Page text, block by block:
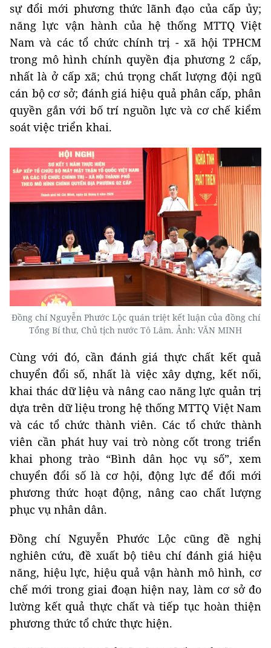
sự đổi mới phương thức lãnh đạo của cấp ủy;
năng lực vận hành của hệ thống MTTQ Việt
Nam và các tổ chức chính trị - xã hội TPHCM
trong mô hình chính quyền địa phương 2 cấp,
nhất là ở cấp xã; chú trọng chất lượng đội ngũ
cán bộ cơ sở; đánh giá hiệu quả phân cấp, phân
quyền gắn với bố trí nguồn lực và cơ chế kiểm
soát việc triển khai.
Đồng chí Nguyễn Phước Lộc quán triệt kết luận của đồng chí
Tổng Bí thư, Chủ tịch nước Tô Lâm. Ảnh: VĂN MINH
Cùng với đó, cần đánh giá thực chất kết quả
chuyển đổi số, nhất là việc xây dựng, kết nối,
khai thác dữ liệu và nâng cao năng lực quản trị
dựa trên dữ liệu trong hệ thống MTTQ Việt Nam
và các tổ chức thành viên. Các tổ chức thành
viên cần phát huy vai trò nòng cốt trong triển
khai phong trào “Bình dân học vụ số”, xem
chuyển đổi số là cơ hội, động lực để đổi mới
phương thức hoạt động, nâng cao chất lượng
phục vụ nhân dân.
Đồng chí Nguyễn Phước Lộc cũng đề nghị
nghiên cứu, đề xuất bộ tiêu chí đánh giá hiệu
năng, hiệu lực, hiệu quả vận hành mô hình, cơ
chế mới trong giai đoạn hiện nay, làm cơ sở đo
lường kết quả thực chất và tiếp tục hoàn thiện
phương thức tổ chức thực hiện.